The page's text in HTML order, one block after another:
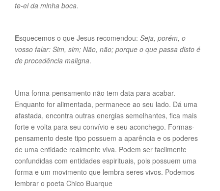
te-ei da minha boca.
Esquecemos o que Jesus recomendou: Seja, porém, o
vosso falar: Sim, sim; Não, não; porque o que passa disto é
de procedência maligna.
Uma forma-pensamento não tem data para acabar.
Enquanto for alimentada, permanece ao seu lado. Dá uma
afastada, encontra outras energias semelhantes, fica mais
forte e volta para seu convívio e seu aconchego. Formas-
pensamento deste tipo possuem a aparência e os poderes
de uma entidade realmente viva. Podem ser facilmente
confundidas com entidades espirituais, pois possuem uma
forma e um movimento que lembra seres vivos. Podemos
lembrar o poeta Chico Buarque